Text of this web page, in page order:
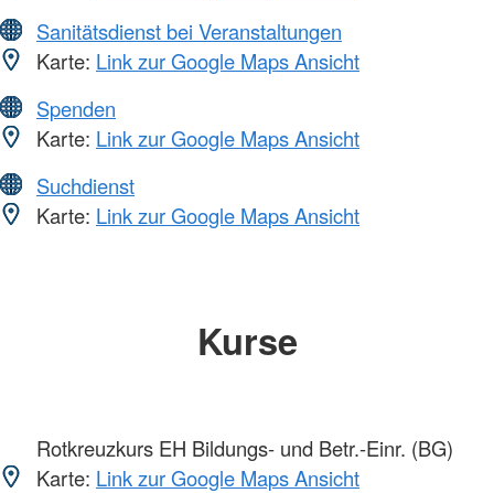
Sanitätsdienst bei Veranstaltungen
Karte: Link zur Google Maps Ansicht
Spenden
Karte: Link zur Google Maps Ansicht
Suchdienst
Karte: Link zur Google Maps Ansicht
Kurse
Rotkreuzkurs EH Bildungs- und Betr.-Einr. (BG)
Karte: Link zur Google Maps Ansicht